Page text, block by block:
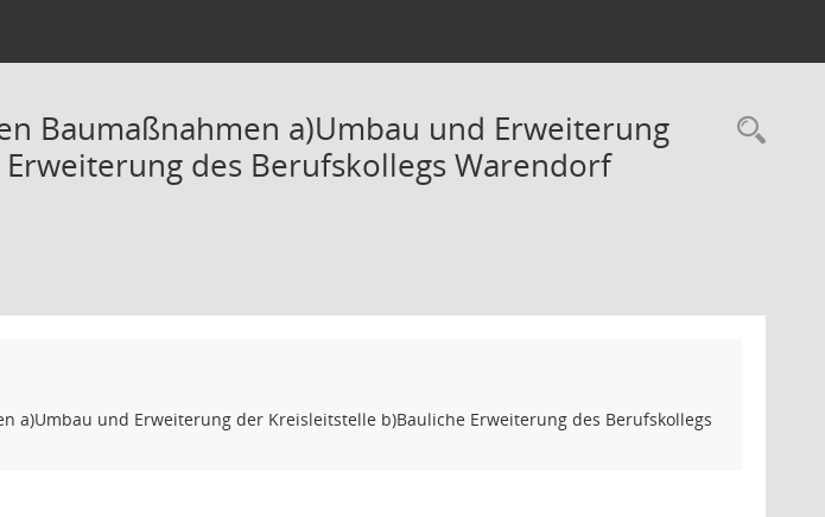
Baumaßnahmen a)Umbau und Erweiterung
des Berufskollegs Warendorf
a)Umbau und Erweiterung der Kreisleitstelle b)Bauliche Erweiterung des Berufskollegs